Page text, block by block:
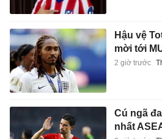
Hậu vệ
mời tới
2 giờ trước
Cú ngã
nhất